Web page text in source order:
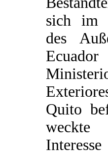
sich im
des
Quito